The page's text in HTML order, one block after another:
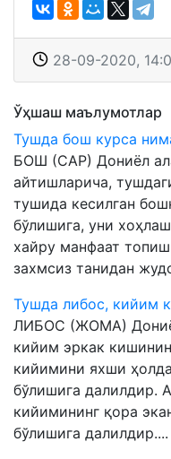
28-09-2020,
Ўҳшаш маълумотлар
Тушда бош курса
БОШ (САР) Дониёл
айтишларича,
тушида кесилган
бўлишига, уни
хайру манфаат
захмсиз танидан
Тушда либос, кийим
ЛИБОС (ЖОМА)
кийим эркак
кийимини яхши
бўлишига далилдир.
кийимининг қора
бўлишига далилдир....